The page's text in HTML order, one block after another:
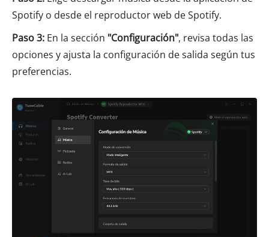
Spotify o desde el reproductor web de Spotify.
Paso 3: En la sección "Configuración", revisa todas las
opciones y ajusta la configuración de salida según tus
preferencias.